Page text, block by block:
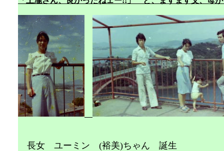
長女 ユーミン (裕美)ちゃん 誕生